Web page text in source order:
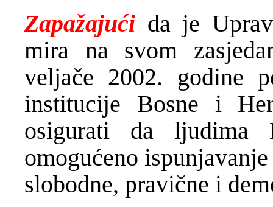
Zapažajući da je
mira na svom
veljače 2002. godine
institucije Bosne i
osigurati da ljudima
omogućeno
slobodne, pravične i